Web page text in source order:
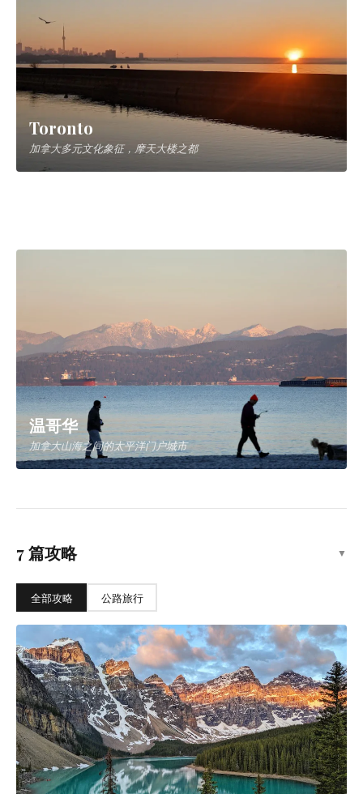
在地图上查看 →
城市
Toronto
加拿大多元文化象征，摩天大楼之都
维多利亚
英伦风情浓郁的不列颠哥伦比亚省会
班夫
加拿大洛基山脉中的瑰宝，世界顶级山地度假胜地